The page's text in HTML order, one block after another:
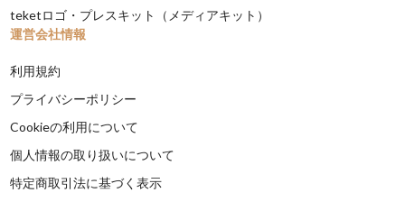
teketロゴ・プレスキット（メディアキット）
運営会社情報
利用規約
プライバシーポリシー
Cookieの利用について
個人情報の取り扱いについて
特定商取引法に基づく表示